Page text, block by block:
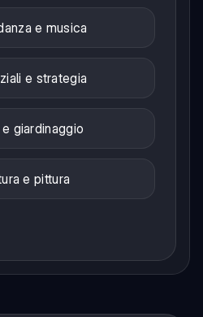
e musica
e strategia
giardinaggio
e pittura